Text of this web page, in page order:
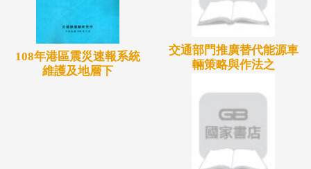
108年港區震災速報系統
維護及地層下
交通部門推廣替代能源車
輛策略與作法之